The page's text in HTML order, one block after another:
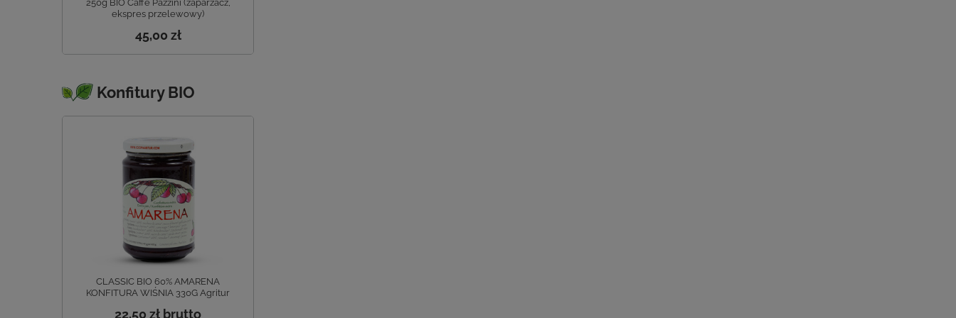
250g BIO Caffe Pazzini (zaparzacz,
ekspres przelewowy)
45,00 zł
Konfitury BIO
CLASSIC BIO 60% AMARENA
KONFITURA WIŚNIA 330G Agritur
22,50 zł brutto